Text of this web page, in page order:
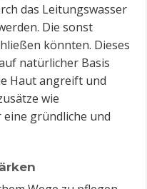
das Leitungswasser
Die sonst
könnten. Dieses
natürlicher Basis
Haut angreift und
wie
gründliche und